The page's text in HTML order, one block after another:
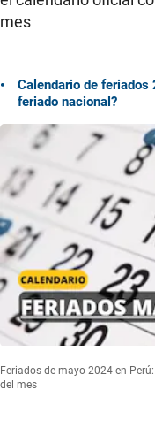
mes
Calendario de
feriado nacional?
Feriados de mayo 2024 en
del mes